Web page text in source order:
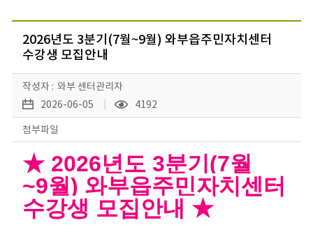
2026년도 3분기(7월~9월) 와부읍주민자치센터
수강생 모집안내
작성자 : 와부 센터관리자
2026-06-05
4192
첨부파일
★ 2026년도 3분기(7월
~9월) 와부읍주민자치센터
수강생 모집안내 ★